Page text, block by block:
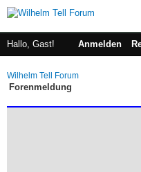
Hallo, Gast! Anmelden
Wilhelm Tell Forum
Forenmeldung